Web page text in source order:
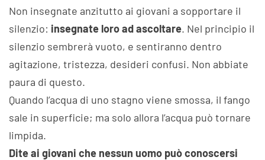
Non insegnate anzitutto ai giovani a sopportare il
silenzio: insegnate loro ad ascoltare. Nel principio il
silenzio sembrerà vuoto, e sentiranno dentro
agitazione, tristezza, desideri confusi. Non abbiate
paura di questo.
Quando l’acqua di uno stagno viene smossa, il fango
sale in superficie; ma solo allora l’acqua può tornare
limpida.
Dite ai giovani che nessun uomo può conoscersi